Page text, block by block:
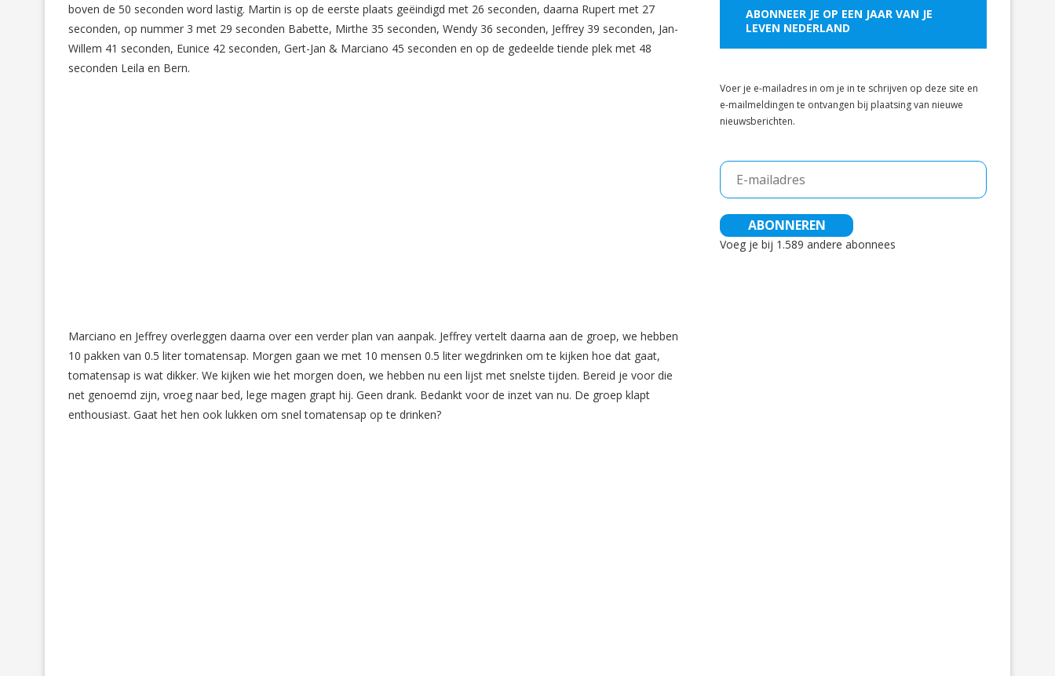
boven de 50 seconden word lastig. Martin is op de eerste plaats geëindigd met 26 seconden, daarna Rupert met 27
seconden, op nummer 3 met 29 seconden Babette, Mirthe 35 seconden, Wendy 36 seconden, Jeffrey 39 seconden, Jan-
Willem 41 seconden, Eunice 42 seconden, Gert-Jan & Marciano 45 seconden en op de gedeelde tiende plek met 48
seconden Leila en Bern.
Marciano en Jeffrey overleggen daarna over een verder plan van aanpak. Jeffrey vertelt daarna aan de groep, we hebben
10 pakken van 0.5 liter tomatensap. Morgen gaan we met 10 mensen 0.5 liter wegdrinken om te kijken hoe dat gaat,
tomatensap is wat dikker. We kijken wie het morgen doen, we hebben nu een lijst met snelste tijden. Bereid je voor die
net genoemd zijn, vroeg naar bed, lege magen grapt hij. Geen drank. Bedankt voor de inzet van nu. De groep klapt
enthousiast. Gaat het hen ook lukken om snel tomatensap op te drinken?
ABONNEER JE OP EEN JAAR VAN JE
LEVEN NEDERLAND
Voer je e-mailadres in om je in te schrijven op deze site en
e-mailmeldingen te ontvangen bij plaatsing van nieuwe
nieuwsberichten.
E-
mailadres
ABONNEREN
Voeg je bij 1.589 andere abonnees